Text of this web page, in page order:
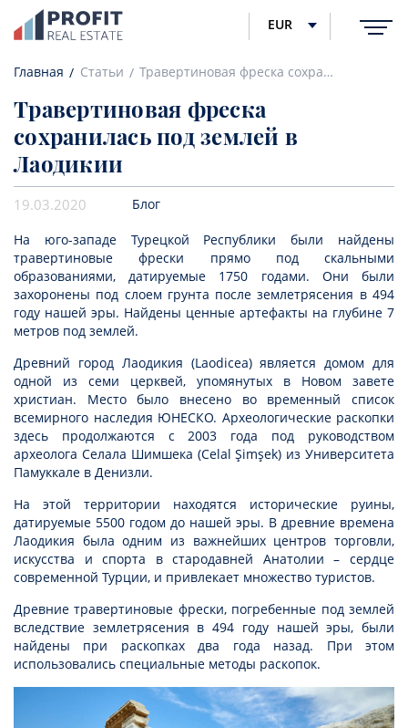
EUR
Главная Статьи Травертиновая фреска сохранилась под землей в Лаодикии
Травертиновая фреска
сохранилась под землей в
Лаодикии
19.03.2020 Блог
На юго-западе Турецкой Республики были найдены
травертиновые фрески прямо под скальными
образованиями, датируемые 1750 годами. Они были
захоронены под слоем грунта после землетрясения в 494
году нашей эры. Найдены ценные артефакты на глубине 7
метров под землей.
Древний город Лаодикия (Laodicea) является домом для
одной из семи церквей, упомянутых в Новом завете
христиан. Место было внесено во временный список
всемирного наследия ЮНЕСКО. Археологические раскопки
здесь продолжаются с 2003 года под руководством
археолога Селала Шимшека (Celal Şimşek) из Университета
Памуккале в Денизли.
На этой территории находятся исторические руины,
датируемые 5500 годом до нашей эры. В древние времена
Лаодикия была одним из важнейших центров торговли,
искусства и спорта в стародавней Анатолии – сердце
современной Турции, и привлекает множество туристов.
Древние травертиновые фрески, погребенные под землей
вследствие землетрясения в 494 году нашей эры, были
найдены при раскопках два года назад. При этом
использовались специальные методы раскопок.